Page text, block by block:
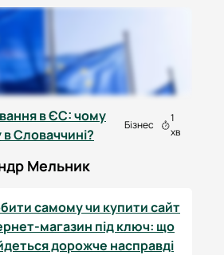
в ЄС: чому
в Словаччині?
Бізнес
1
хв
Мельник
самому чи купити сайт
магазин під ключ: що
дорожче насправді